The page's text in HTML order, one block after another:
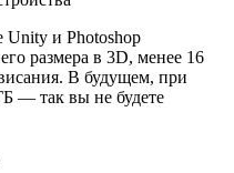
Unity и Photoshop
размера в 3D, менее 16
В будущем, при
— так вы не будете